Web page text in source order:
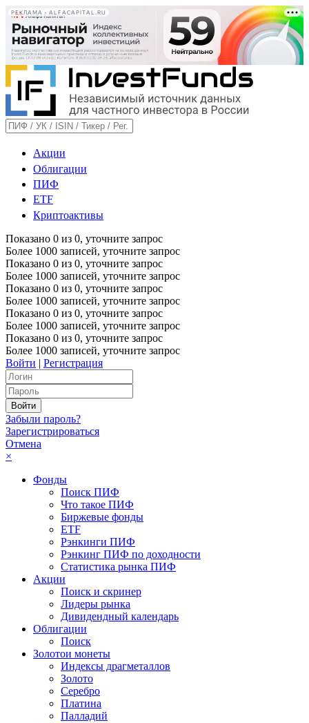
РЕКЛАМА • ALFACAPITAL.RU
Акции
Облигации
ПИФ
ETF
Криптоактивы
Показано 0 из 0, уточните запрос
Более 1000 записей, уточните запрос
Показано 0 из 0, уточните запрос
Более 1000 записей, уточните запрос
Показано 0 из 0, уточните запрос
Более 1000 записей, уточните запрос
Показано 0 из 0, уточните запрос
Более 1000 записей, уточните запрос
Показано 0 из 0, уточните запрос
Более 1000 записей, уточните запрос
Войти | Регистрация
Забыли пароль?
Зарегистрироваться
Отмена
×
Фонды
Поиск ПИФ
Что такое ПИФ
Биржевые фонды
ETF
Рэнкинги ПИФ
Рэнкинг ПИФ по доходности
Статистика рынка ПИФ
Акции
Поиск и скринер
Лидеры рынка
Дивидендный календарь
Облигации
Поиск
Золотои монеты
Индексы драгметаллов
Золото
Серебро
Платина
Палладий